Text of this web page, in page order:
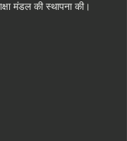
मंडल की स्थापना की।